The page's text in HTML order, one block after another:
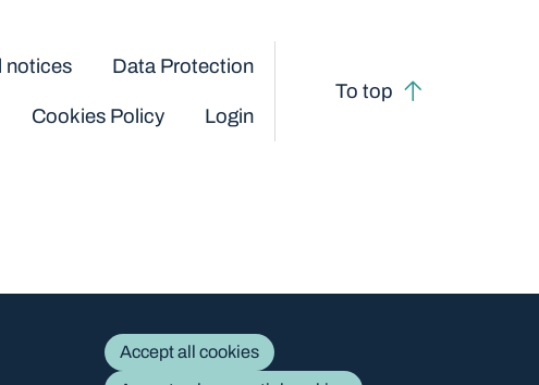
Accept all cookies
notices Data Protection
Cookies Policy Login
To top